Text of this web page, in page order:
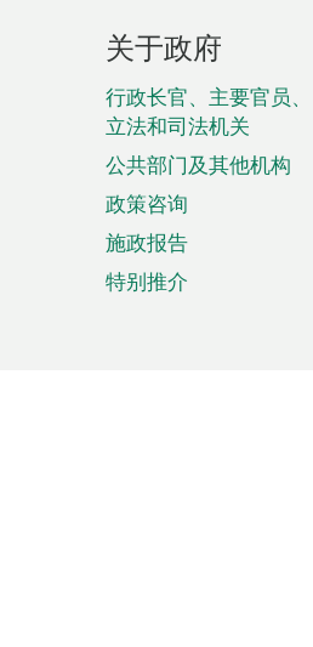
页
脚
菜
单
关于政府
行政长官、主要官员、
立法和司法机关
公共部门及其他机构
政策咨询
施政报告
特别推介